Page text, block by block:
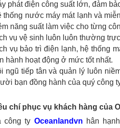
phát điện công suất lớn, đảm
thống nước máy mát lạnh và
năng suất làm việc cho từng
vụ vệ sinh luôn luôn thường
vụ bảo trì điện lạnh, hệ thống
hành hoạt động ở mức tốt nhất.
ngũ tiếp tân và quản lý luôn
bạn đồng hành của quý công
chí phục vụ khách hàng của
công ty Oceanlandvn hân